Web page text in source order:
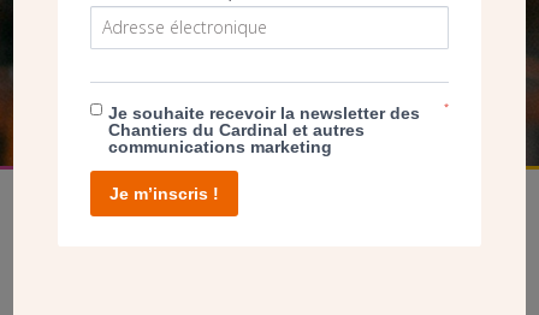
FAIRE UN DON
Je souhaite recevoir la newsletter des
Chantiers du Cardinal et autres
communications marketing
*
Je m’inscris !